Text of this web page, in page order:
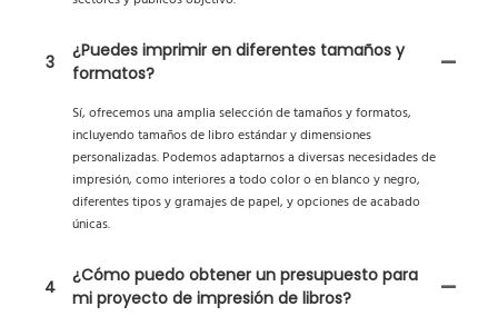
3
¿Puedes imprimir en diferentes tamaños y
formatos?
Sí, ofrecemos una amplia selección de tamaños y formatos,
incluyendo tamaños de libro estándar y dimensiones
personalizadas. Podemos adaptarnos a diversas necesidades de
impresión, como interiores a todo color o en blanco y negro,
diferentes tipos y gramajes de papel, y opciones de acabado
únicas.
4
¿Cómo puedo obtener un presupuesto para
mi proyecto de impresión de libros?